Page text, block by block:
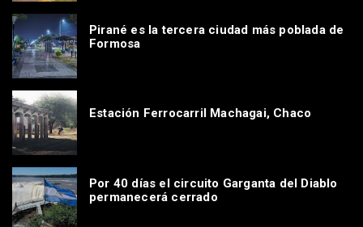
Pirané es la tercera ciudad más poblada de
Formosa
Estación Ferrocarril Machagai, Chaco
Por 40 días el circuito Garganta del Diablo
permanecerá cerrado